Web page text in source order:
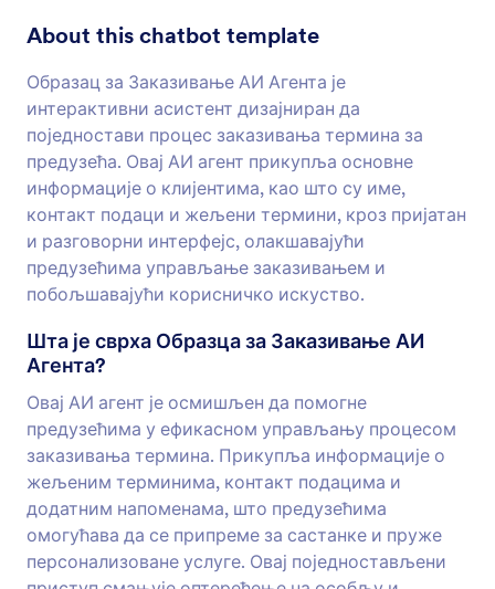
About this chatbot template
Образац за Заказивање АИ Агента је
интерактивни асистент дизајниран да
поједностави процес заказивања термина за
предузећа. Овај АИ агент прикупља основне
информације о клијентима, као што су име,
контакт подаци и жељени термини, кроз пријатан
и разговорни интерфејс, олакшавајући
предузећима управљање заказивањем и
побољшавајући корисничко искуство.
Шта је сврха Образца за Заказивање АИ
Агента?
Овај АИ агент је осмишљен да помогне
предузећима у ефикасном управљању процесом
заказивања термина. Прикупља информације о
жељеним терминима, контакт подацима и
додатним напоменама, што предузећима
омогућава да се припреме за састанке и пруже
персонализоване услуге. Овај поједностављени